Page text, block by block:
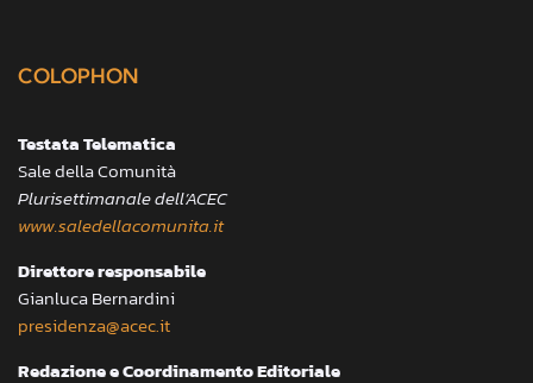
COLOPHON
Testata Telematica
Sale della Comunità
Plurisettimanale dell’ACEC
www.saledellacomunita.it
Direttore responsabile
Gianluca Bernardini
presidenza@acec.it
Redazione e Coordinamento Editoriale